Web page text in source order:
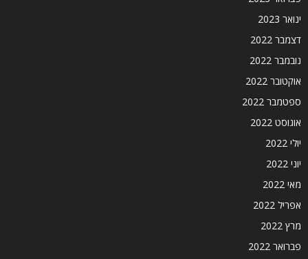
ינואר 2023
דצמבר 2022
נובמבר 2022
אוקטובר 2022
ספטמבר 2022
אוגוסט 2022
יולי 2022
יוני 2022
מאי 2022
אפריל 2022
מרץ 2022
פברואר 2022